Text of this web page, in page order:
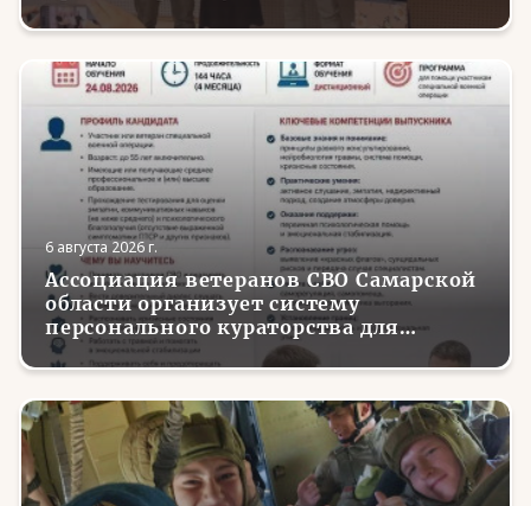
делу»
6 августа 2026 г.
Ассоциация ветеранов СВО Самарской
области организует систему
персонального кураторства для
трудоустройства и социализации
вернувшихся с фронта бойцов